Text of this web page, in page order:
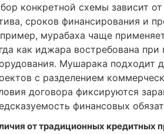
конкретной схемы зависит
сроков финансирования и
мурабаха чаще
как иджара востребована
Мушарака подходит
с разделением
договора фиксируются
финансовых
от традиционных кредитных